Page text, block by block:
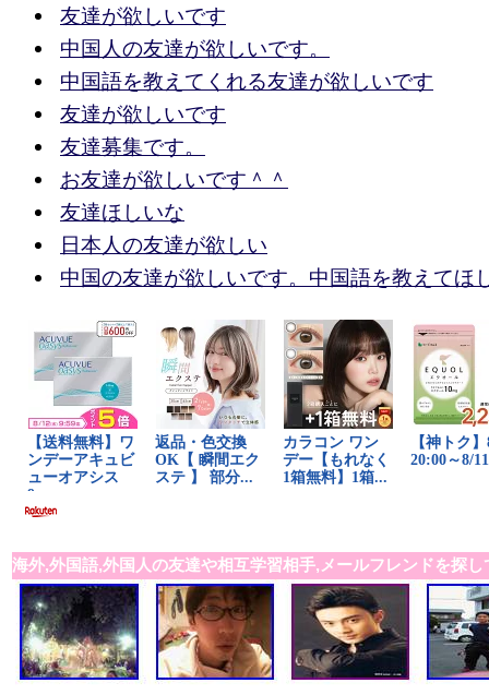
友達が欲しいです
中国人の友達が欲しいです。
中国語を教えてくれる友達が欲しいです
友達が欲しいです
友達募集です。
お友達が欲しいです＾＾
友達ほしいな
日本人の友達が欲しい
中国の友達が欲しいです。中国語を教えてほ
海外,外国語,外国人の友達や相互学習相手,メールフレンドを探し